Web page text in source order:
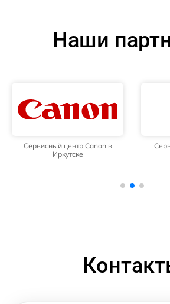
Наши
Сервисный центр Canon в
Иркутске